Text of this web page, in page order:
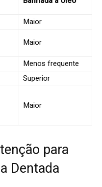
Maior
Maior
Menos frequente
Superior
Maior
para
Dentada